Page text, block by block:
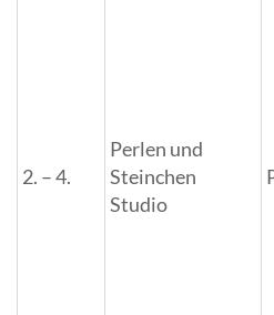
2. – 4.
Perlen und
Steinchen
Studio